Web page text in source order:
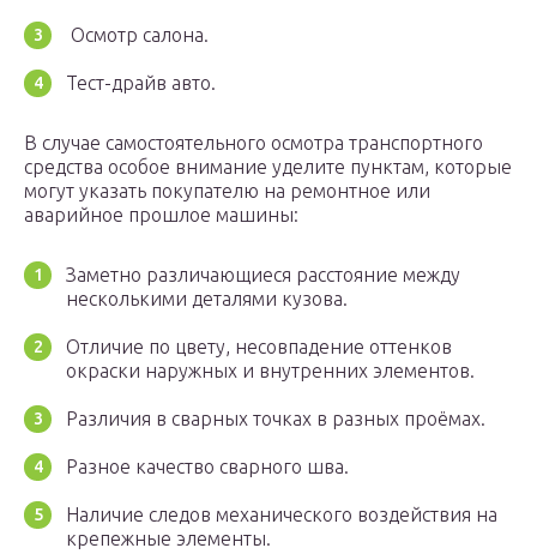
Осмотр салона.
Тест-драйв авто.
В случае самостоятельного осмотра транспортного
средства особое внимание уделите пунктам, которые
могут указать покупателю на ремонтное или
аварийное прошлое машины:
Заметно различающиеся расстояние между
несколькими деталями кузова.
Отличие по цвету, несовпадение оттенков
окраски наружных и внутренних элементов.
Различия в сварных точках в разных проёмах.
Разное качество сварного шва.
Наличие следов механического воздействия на
крепежные элементы.